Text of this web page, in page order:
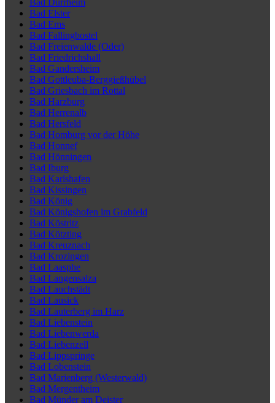
Bad Dürrheim
Bad Elster
Bad Ems
Bad Fallingbostel
Bad Freienwalde (Oder)
Bad Friedrichshall
Bad Gandersheim
Bad Gottleuba-Berggießhübel
Bad Griesbach im Rottal
Bad Harzburg
Bad Herrenalb
Bad Hersfeld
Bad Homburg vor der Höhe
Bad Honnef
Bad Hönningen
Bad Iburg
Bad Karlshafen
Bad Kissingen
Bad König
Bad Königshofen im Grabfeld
Bad Köstritz
Bad Kötzting
Bad Kreuznach
Bad Krozingen
Bad Laasphe
Bad Langensalza
Bad Lauchstädt
Bad Lausick
Bad Lauterberg im Harz
Bad Liebenstein
Bad Liebenwerda
Bad Liebenzell
Bad Lippspringe
Bad Lobenstein
Bad Marienberg (Westerwald)
Bad Mergentheim
Bad Münder am Deister